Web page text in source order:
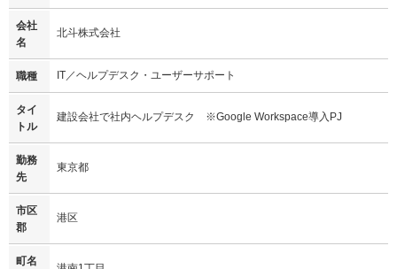
会社
名
北斗株式会社
職種 IT／ヘルプデスク・ユーザーサポート
タイ
トル
建設会社で社内ヘルプデスク ※Google Workspace導入PJ
勤務
先
東京都
市区
郡
港区
町名